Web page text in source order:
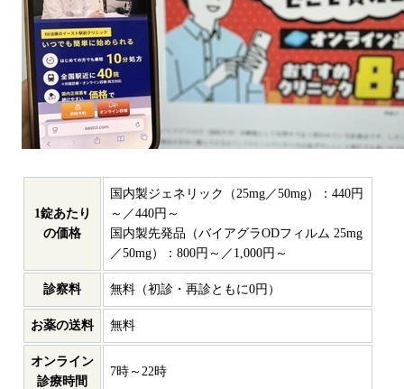
1錠あたり
の価格
国内製ジェネリック（25mg／50mg）：440円
～／440円～
国内製先発品（バイアグラODフィルム 25mg
／50mg）：800円～／1,000円～
診察料 無料（初診・再診ともに0円）
お薬の送料 無料
オンライン
診療時間
7時～22時